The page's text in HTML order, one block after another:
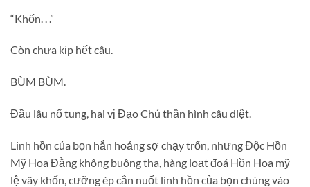
“Khốn. . .”
Còn chưa kịp hết câu.
BÙM BÙM.
Đầu lâu nổ tung, hai vị Đạo Chủ thần hình câu diệt.
Linh hồn của bọn hắn hoảng sợ chạy trốn, nhưng Độc Hồn
Mỹ Hoa Đằng không buông tha, hàng loạt đoá Hồn Hoa mỹ
lệ vây khốn, cưỡng ép cắn nuốt linh hồn của bọn chúng vào